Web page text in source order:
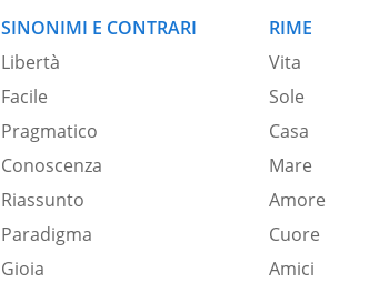
SINONIMI E CONTRARI
Libertà
Facile
Pragmatico
Conoscenza
Riassunto
Paradigma
Gioia
RIME
Vita
Sole
Casa
Mare
Amore
Cuore
Amici